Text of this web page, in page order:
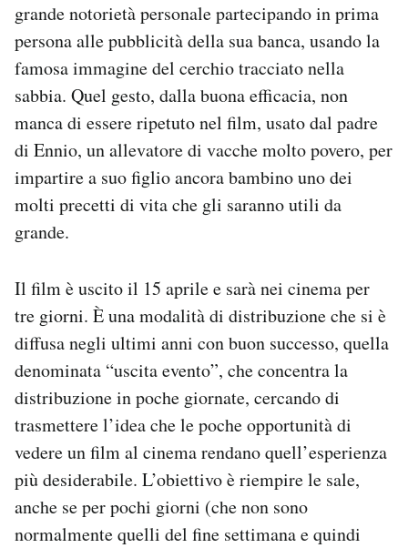
grande notorietà personale partecipando in prima
persona alle pubblicità della sua banca, usando la
famosa immagine del cerchio tracciato nella
sabbia. Quel gesto, dalla buona efficacia, non
manca di essere ripetuto nel film, usato dal padre
di Ennio, un allevatore di vacche molto povero, per
impartire a suo figlio ancora bambino uno dei
molti precetti di vita che gli saranno utili da
grande.
Il film è uscito il 15 aprile e sarà nei cinema per
tre giorni. È una modalità di distribuzione che si è
diffusa negli ultimi anni con buon successo, quella
denominata “uscita evento”, che concentra la
distribuzione in poche giornate, cercando di
trasmettere l’idea che le poche opportunità di
vedere un film al cinema rendano quell’esperienza
più desiderabile. L’obiettivo è riempire le sale,
anche se per pochi giorni (che non sono
normalmente quelli del fine settimana e quindi